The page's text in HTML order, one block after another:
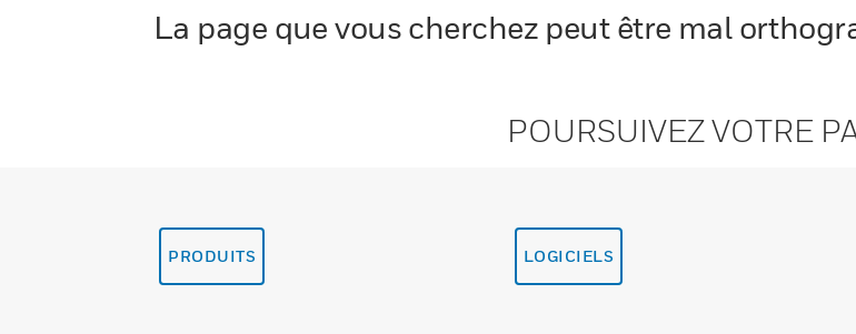
La page que vous cherchez peut être mal
POURSUIVEZ VOTRE
PRODUITS LOGICIELS